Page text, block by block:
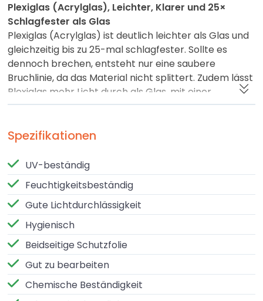
Plexiglas (Acrylglas), Leichter, Klarer und 25×
Schlagfester als Glas
Plexiglas (Acrylglas) ist deutlich leichter als Glas und
gleichzeitig bis zu 25-mal schlagfester. Sollte es
dennoch brechen, entsteht nur eine saubere
Bruchlinie, da das Material nicht splittert. Zudem lässt
Plexiglas mehr Licht durch als Glas, mit einer
Lichtdurchlässigkeit von bis zu 90 %, auch bei
Dank seiner hohen Festigkeit und UV- sowie
Witterungsbeständigkeit ist Plexiglas ideal für
Außenanwendungen wie Windschutzsysteme,
Lichtkuppeln, Überdachungen und Verglasungen. Es
bleibt langfristig klar, formstabil und farbecht, selbst
bei starker Sonneneinstrahlung.
Einfache Bearbeitung (GS vs. XT)
Plexiglas lässt sich sehr gut sägen, bohren, fräsen,
verkleben und polieren. Dabei gilt es, den
Spezifikationen
UV-beständig
Feuchtigkeitsbeständig
Gute Lichtdurchlässigkeit
Hygienisch
Beidseitige Schutzfolie
Gut zu bearbeiten
Chemische Beständigkeit